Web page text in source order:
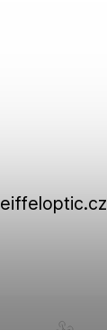
eiffeloptic.cz